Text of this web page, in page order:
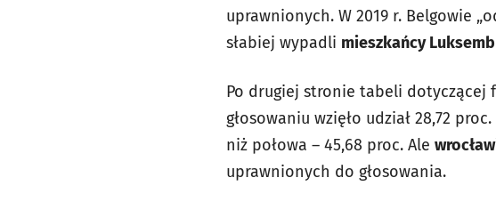
uprawnionych. W 2019 r. Belgowie
słabiej wypadli mieszkańcy
Po drugiej stronie tabeli dotyczącej
głosowaniu wzięło udział 28,72
niż połowa – 45,68 proc. Ale
uprawnionych do głosowania.